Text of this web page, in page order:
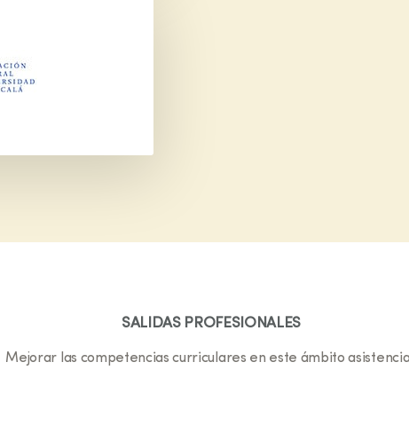
SALIDAS PROFESIONALES
Mejorar las competencias curriculares en este ámbito